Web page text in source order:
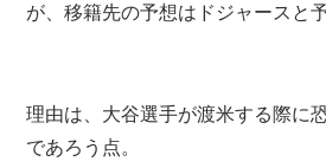
が、移籍先の予想はドジャースと
理由は、大谷選手が渡米する際に
であろう点。